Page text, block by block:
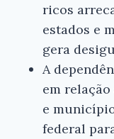
ricos
estados e
gera
A
em
e
federal